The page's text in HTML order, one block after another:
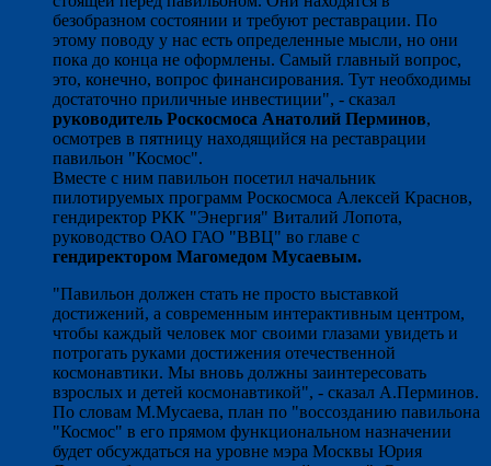
безобразном состоянии и требуют реставрации. По
этому поводу у нас есть определенные мысли, но они
пока до конца не оформлены. Самый главный вопрос,
это, конечно, вопрос финансирования. Тут необходимы
достаточно приличные инвестиции", - сказал
руководитель Роскосмоса Анатолий Перминов,
осмотрев в пятницу находящийся на реставрации
павильон "Космос".
Вместе с ним павильон посетил начальник
пилотируемых программ Роскосмоса Алексей Краснов,
гендиректор РКК "Энергия" Виталий Лопота,
руководство ОАО ГАО "ВВЦ" во главе с
гендиректором Магомедом Мусаевым.
"Павильон должен стать не просто выставкой
достижений, а современным интерактивным центром,
чтобы каждый человек мог своими глазами увидеть и
потрогать руками достижения отечественной
космонавтики. Мы вновь должны заинтересовать
взрослых и детей космонавтикой", - сказал А.Перминов.
По словам М.Мусаева, план по "воссозданию павильона
"Космос" в его прямом функциональном назначении
будет обсуждаться на уровне мэра Москвы Юрия